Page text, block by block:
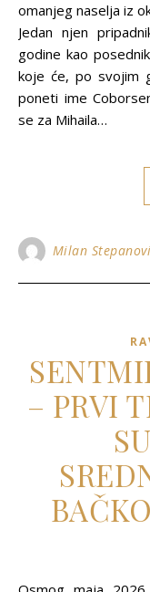
omanjeg naselja iz
Jedan njen
godine kao
koje će, po svojim
poneti ime
se za Mihaila…
Milan
– PRVI